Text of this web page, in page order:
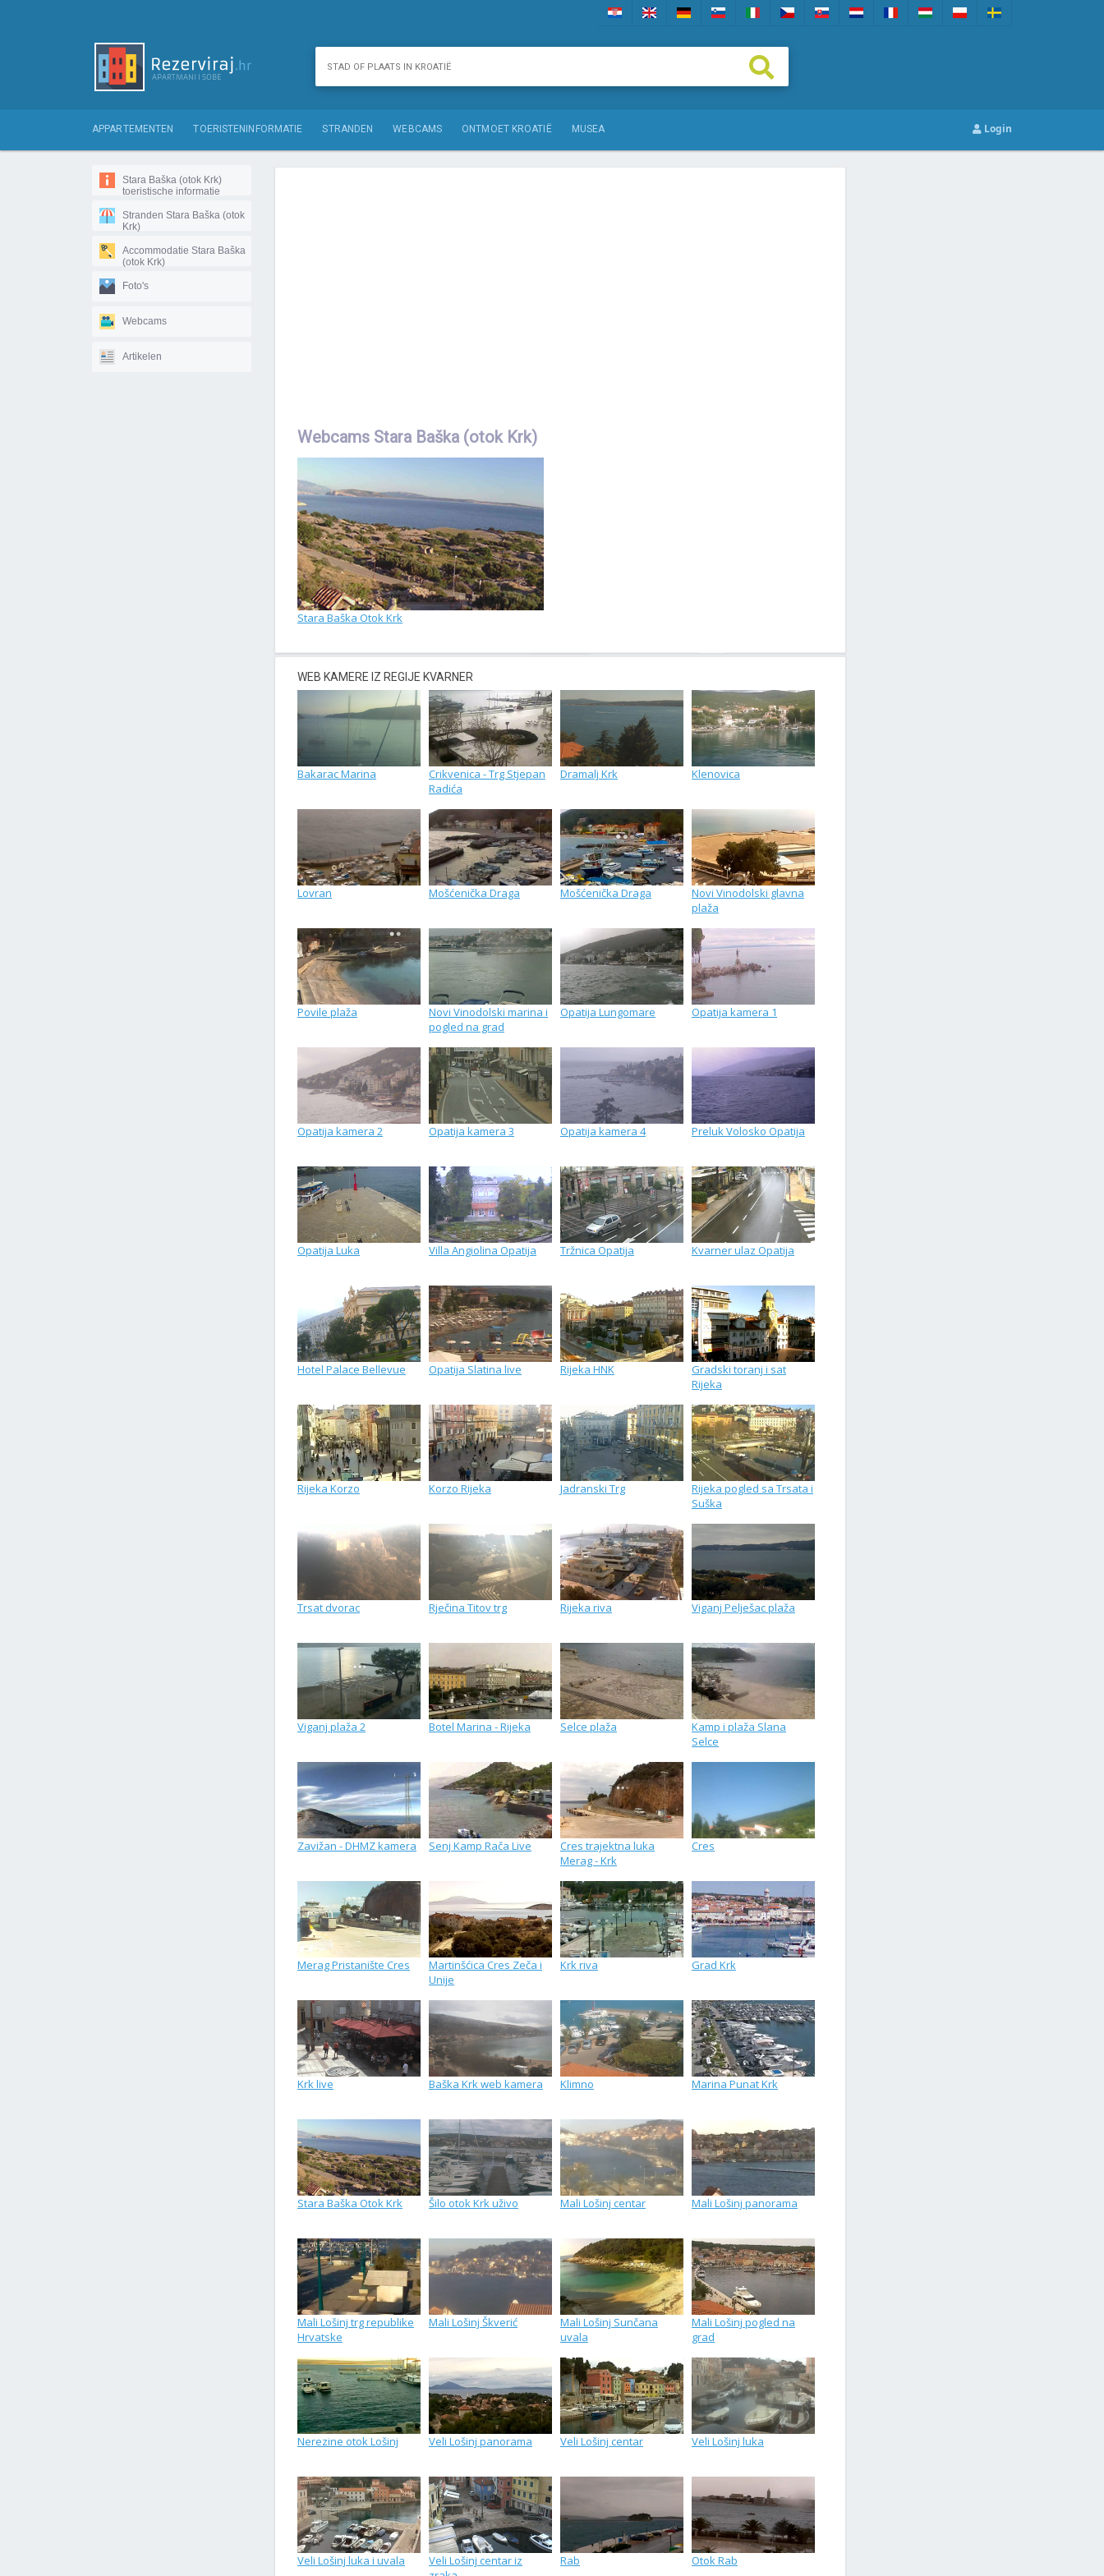
APPARTEMENTEN TOERISTENINFORMATIE STRANDEN WEBCAMS ONTMOET KROATIË MUSEA Login
Stara Baška (otok Krk)
toeristische informatie
Stranden Stara Baška (otok
Krk)
Accommodatie Stara Baška
(otok Krk)
Foto's
Webcams
Artikelen
Webcams Stara Baška (otok Krk)
Stara Baška Otok Krk
WEB KAMERE IZ REGIJE KVARNER
Bakarac Marina
Crikvenica - Trg Stjepan
Radića
Dramalj Krk Klenovica
Lovran Mošćenička Draga Mošćenička Draga
Novi Vinodolski glavna
plaža
Povile plaža
Novi Vinodolski marina i
pogled na grad
Opatija Lungomare Opatija kamera 1
Opatija kamera 2 Opatija kamera 3 Opatija kamera 4 Preluk Volosko Opatija
Opatija Luka Villa Angiolina Opatija Tržnica Opatija Kvarner ulaz Opatija
Hotel Palace Bellevue Opatija Slatina live Rijeka HNK
Gradski toranj i sat
Rijeka
Rijeka Korzo Korzo Rijeka Jadranski Trg
Rijeka pogled sa Trsata i
Suška
Trsat dvorac Rječina Titov trg Rijeka riva Viganj Pelješac plaža
Viganj plaža 2 Botel Marina - Rijeka Selce plaža
Kamp i plaža Slana
Selce
Zavižan - DHMZ kamera Senj Kamp Rača Live
Cres trajektna luka
Merag - Krk
Cres
Merag Pristanište Cres
Martinšćica Cres Zeča i
Unije
Krk riva Grad Krk
Krk live Baška Krk web kamera Klimno Marina Punat Krk
Stara Baška Otok Krk Šilo otok Krk uživo Mali Lošinj centar Mali Lošinj panorama
Mali Lošinj trg republike
Hrvatske
Mali Lošinj Škverić
Mali Lošinj Sunčana
uvala
Mali Lošinj pogled na
grad
Nerezine otok Lošinj Veli Lošinj panorama Veli Lošinj centar Veli Lošinj luka
Veli Lošinj luka i uvala
Veli Lošinj centar iz
Rab Otok Rab